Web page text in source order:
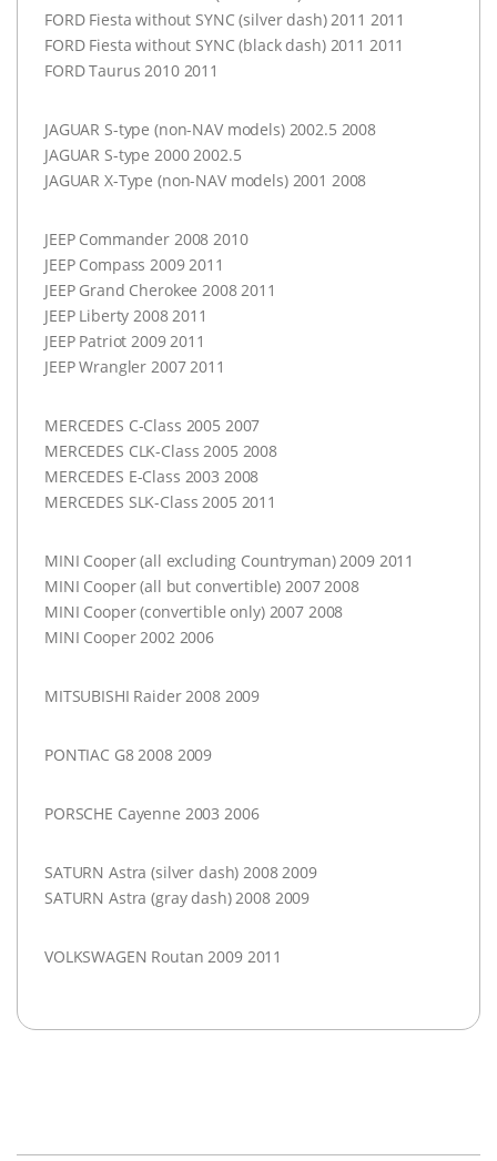
FORDFiesta without SYNC (silver dash) 2011 2011
FORDFiesta without SYNC (black dash) 2011 2011
FORDTaurus 2010 2011
JAGUAR S-type (non-NAVmodels) 2002.5 2008
JAGUAR S-type 2000 2002.5
JAGUAR X-Type (non-NAVmodels) 2001 2008
JEEPCommander 2008 2010
JEEPCompass 2009 2011
JEEPGrand Cherokee 2008 2011
JEEPLiberty 2008 2011
JEEPPatriot 2009 2011
JEEPWrangler 2007 2011
MERCEDES C-Class 2005 2007
MERCEDES CLK-Class 2005 2008
MERCEDES E-Class 2003 2008
MERCEDES SLK-Class 2005 2011
MINI Cooper (all excluding Countryman) 2009 2011
MINI Cooper (all but convertible) 2007 2008
MINI Cooper (convertible only) 2007 2008
MINI Cooper 2002 2006
MITSUBISHI Raider 2008 2009
PONTIAC G8 2008 2009
PORSCHE Cayenne 2003 2006
SATURN Astra (silver dash) 2008 2009
SATURN Astra (gray dash) 2008 2009
VOLKSWAGEN Routan 2009 2011